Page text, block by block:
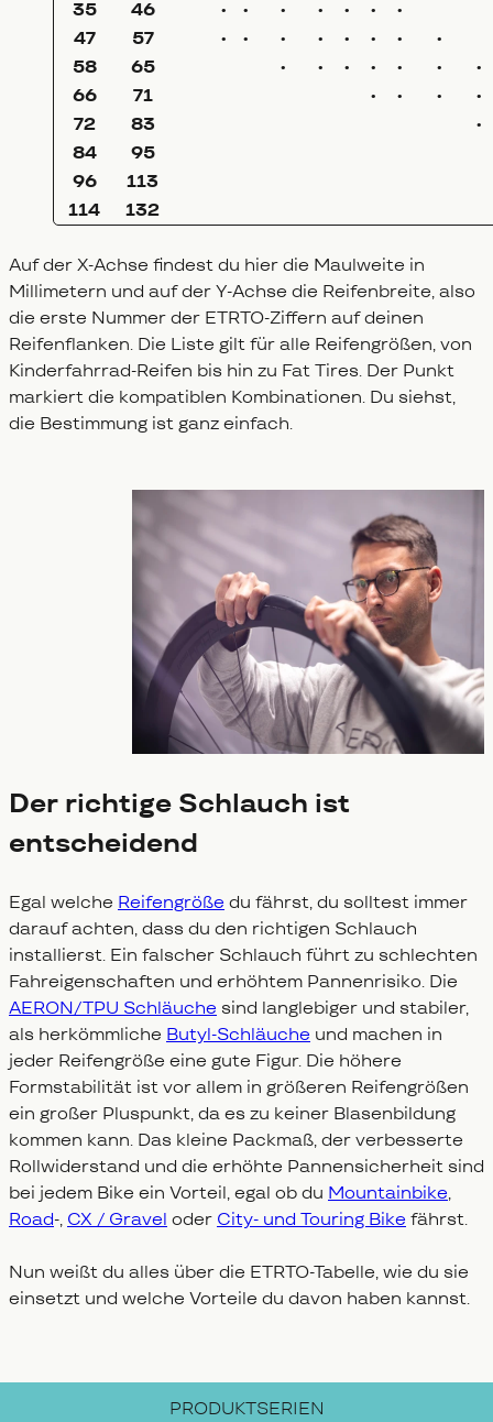
35 46 • • • • • •
•
47
57 • • • • • • •
•
58
65 • • • • • •
•
66
71 • • •
•
72
83
•
84
95
96
113
114
132
Auf der X-Achse findest du hier die Maulweite in
Millimetern und auf der Y-Achse die Reifenbreite, also
die erste Nummer der ETRTO-Ziffern auf deinen
Reifenflanken. Die Liste gilt für alle Reifengrößen, von
Kinderfahrrad-Reifen bis hin zu Fat Tires. Der Punkt
markiert die kompatiblen Kombinationen. Du siehst,
die Bestimmung ist ganz einfach.
Der richtige Schlauch ist
entscheidend
Egal welche Reifengröße du fährst, du solltest immer
darauf achten, dass du den richtigen Schlauch
installierst. Ein falscher Schlauch führt zu schlechten
Fahreigenschaften und erhöhtem Pannenrisiko. Die
AERON/TPU Schläuche sind langlebiger und stabiler,
als herkömmliche Butyl-Schläuche und machen in
jeder Reifengröße eine gute Figur. Die höhere
Formstabilität ist vor allem in größeren Reifengrößen
ein großer Pluspunkt, da es zu keiner Blasenbildung
kommen kann. Das kleine Packmaß, der verbesserte
Rollwiderstand und die erhöhte Pannensicherheit sind
bei jedem Bike ein Vorteil, egal ob du Mountainbike,
Road-, CX / Gravel oder City- und Touring Bike fährst.
Nun weißt du alles über die ETRTO-Tabelle, wie du sie
einsetzt und welche Vorteile du davon haben kannst.
PRODUKTSERIEN